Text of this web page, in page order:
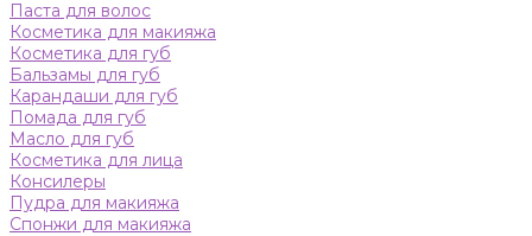
Паста для волос
Косметика для макияжа
Косметика для губ
Бальзамы для губ
Карандаши для губ
Помада для губ
Масло для губ
Косметика для лица
Консилеры
Пудра для макияжа
Спонжи для макияжа